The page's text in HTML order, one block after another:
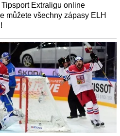
Extraligu online
můžete všechny zápasy ELH